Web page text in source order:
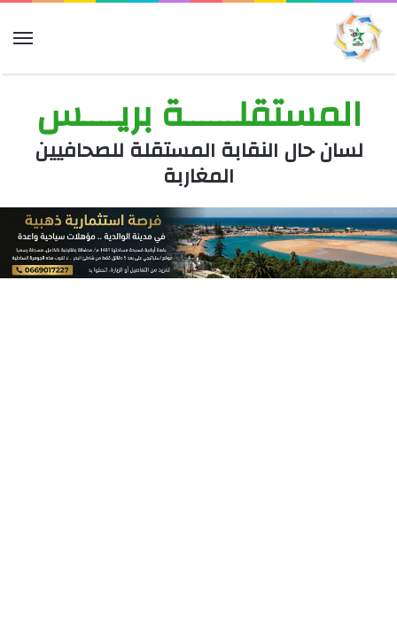
المستقلــــــة بريــــس
لسان حال النقابة المستقلة للصحافيين
المغاربة